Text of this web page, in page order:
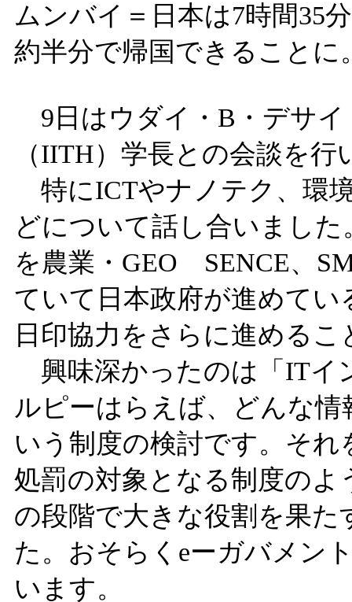
ムンバイ＝日本は7時間35
約半分で帰国できることに
9日はウダイ・B・デサ
（IITH）学長との会談を行
特にICTやナノテク、環
どについて話し合いまし
を農業・GEO SENCE、
ていて日本政府が進めて
日印協力をさらに進める
興味深かったのは「ITイ
ルピーはらえば、どんな
いう制度の検討です。そ
処罰の対象となる制度の
の段階で大きな役割を果
た。おそらくeーガバメン
います。